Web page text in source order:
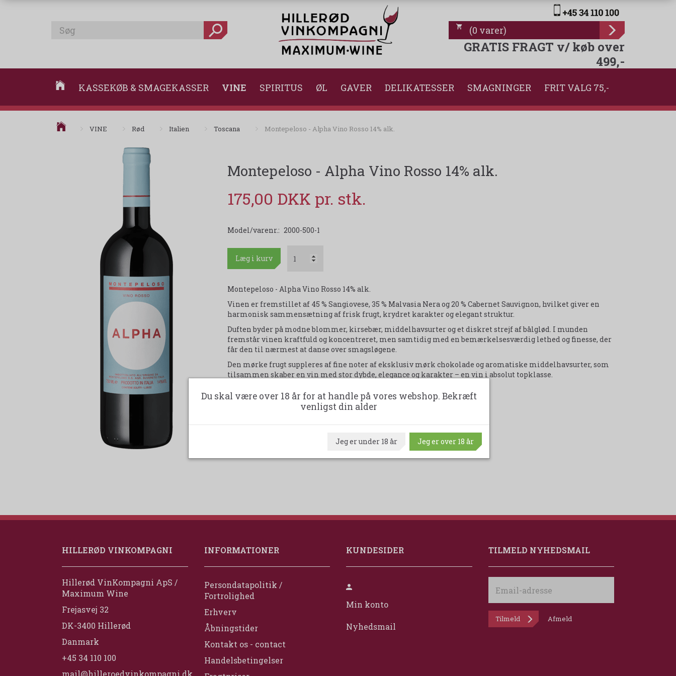
(0 varer)
GRATIS FRAGT v/ køb over
499,-
KASSEKØB & SMAGEKASSER VINE SPIRITUS ØL GAVER DELIKATESSER SMAGNINGER FRIT VALG 75,-
VINE Rød Italien Toscana Montepeloso - Alpha Vino Rosso 14% alk.
Montepeloso - Alpha Vino Rosso 14% alk.
175,00 DKK
Model/varenr.: 2000-500-1
Læg i kurv
Montepeloso - Alpha Vino Rosso 14% alk.
Vinen er fremstillet af 45 % Sangiovese, 35 % Malvasia Nera og 20 % Cabernet Sauvignon, hvilket giver en
harmonisk sammensætning af frisk frugt, krydret karakter og elegant struktur.
Duften byder på modne blommer, kirsebær, middelhavsurter og et diskret strejf af bålglød. I munden
fremstår vinen kraftfuld og koncentreret, men samtidig med en bemærkelsesværdig lethed og finesse, der
får den til nærmest at danse over smagsløgene.
Den mørke frugt suppleres af fine noter af eksklusiv mørk chokolade og aromatiske middelhavsurter, som
tilsammen skaber en vin med stor dybde, elegance og karakter – en vin i absolut topklasse.
Udskriv produktark
HILLERØD VINKOMPAGNI
Hillerød VinKompagni ApS /
Maximum Wine
Frejasvej 32
DK-3400 Hillerød
Danmark
+45 34 110 100
mail@hilleroedvinkompagni.dk
INFORMATIONER
Persondatapolitik /
Fortrolighed
Erhverv
Åbningstider
Kontakt os - contact
Handelsbetingelser
KUNDESIDER
Min konto
Nyhedsmail
TILMELD NYHEDSMAIL
adresse
Tilmeld Afmeld
Du skal være over 18 år for at handle på vores webshop. Bekræft
venligst din alder
Jeg er under 18 år Jeg er over 18 år